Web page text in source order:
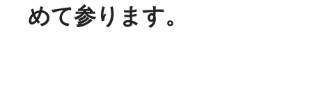
めて参ります。